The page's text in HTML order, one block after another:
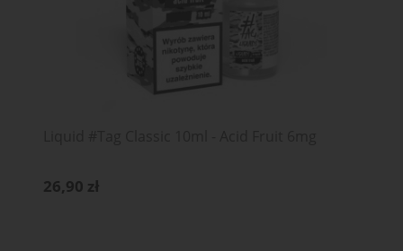
26,90 zł